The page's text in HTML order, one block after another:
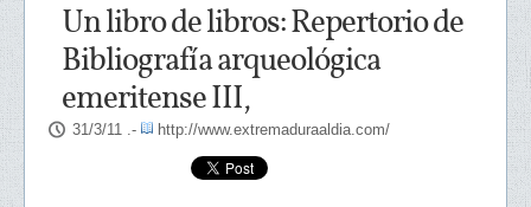
Un libro de libros: Repertorio de
Bibliografía arqueológica
emeritense III,
31/3/11 .- http://www.extremaduraaldia.com/